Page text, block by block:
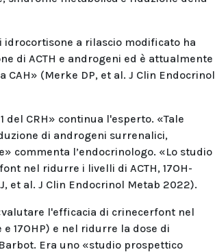
a rilascio modificato ha
di ACTH e androgeni ed è attualmente
(Merke DP, et al. J Clin Endocrinol
CRH» continua l'esperto. «Tale
di androgeni surrenalici,
commenta l’endocrinologo. «Lo studio
nel ridurre i livelli di ACTH, 17OH-
et al. J Clin Endocrinol Metab 2022).
l'efficacia di crinecerfont nel
17OHP) e nel ridurre la dose di
Era uno «studio prospettico